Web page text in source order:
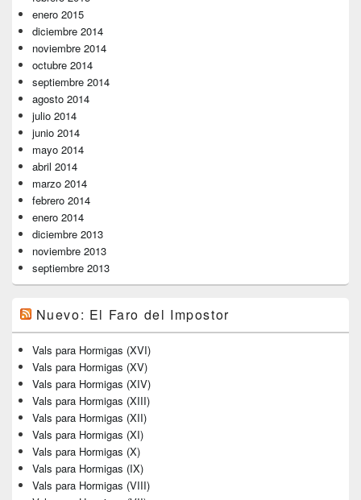
enero 2015
diciembre 2014
noviembre 2014
octubre 2014
septiembre 2014
agosto 2014
julio 2014
junio 2014
mayo 2014
abril 2014
marzo 2014
febrero 2014
enero 2014
diciembre 2013
noviembre 2013
septiembre 2013
Nuevo: El Faro del Impostor
Vals para Hormigas (XVI)
Vals para Hormigas (XV)
Vals para Hormigas (XIV)
Vals para Hormigas (XIII)
Vals para Hormigas (XII)
Vals para Hormigas (XI)
Vals para Hormigas (X)
Vals para Hormigas (IX)
Vals para Hormigas (VIII)